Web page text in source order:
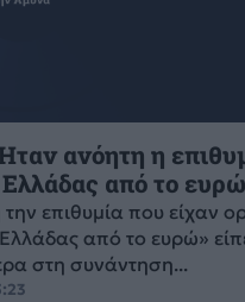
ανόητη η
από το
επιθυμία που είχαν
από το ευρώ»
στη συνάντηση...